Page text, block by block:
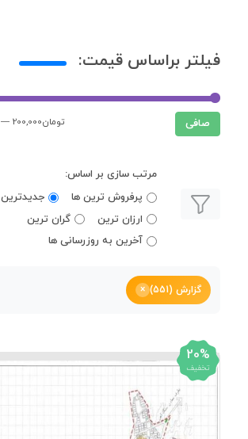
فیلتر براساس قیمت:
صافی — 200,000تومان
مرتب سازی بر اساس:
پرفروش ترین ها
جدیدترین
ارزان ترین
گران ترین
آخرین به روزرسانی ها
گزارش (551) ×
20%
تخفیف